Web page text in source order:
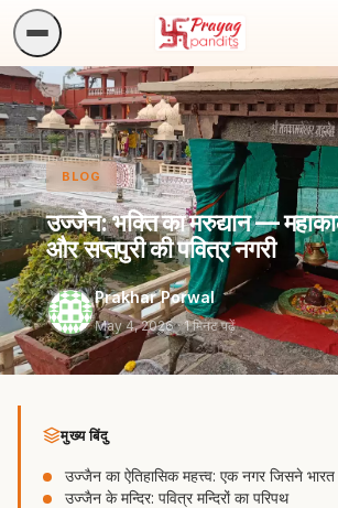
BLOG
उज्जैन: भक्ति का मरुद्यान —
और सप्तपुरी की पवित्र नगरी
Prakhar Porwal
May 4, 2026· 1 मिनट पढ़ें
मुख्य बिंदु
उज्जैन का ऐतिहासिक महत्त्व: एक नगर जिसने भारत
उज्जैन के मन्दिर: पवित्र मन्दिरों का परिपथ